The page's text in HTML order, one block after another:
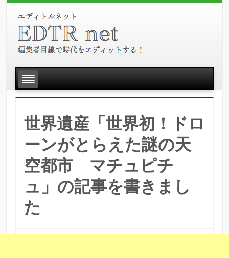
世界遺産「世界初！ドロ
ーンがとらえた謎の天
空都市 マチュピチ
ュ」の記事を書きまし
た